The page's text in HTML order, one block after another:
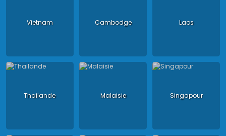
Vietnam Cambodge Laos
Thailande Malaisie Singapour